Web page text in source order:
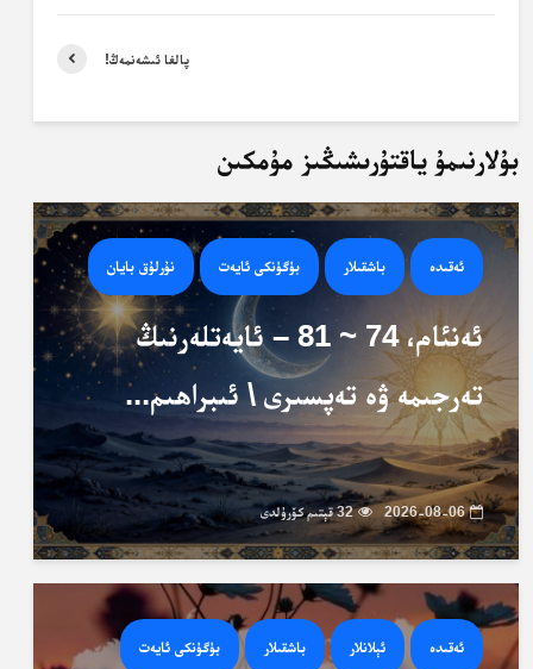
پالغا ئىشەنمەڭ!
بۇلارنىمۇ ياقتۇرىشىڭىز مۇمكىن
ئەقىدە باشقىلار بۈگۈنكى ئايەت نۇرلۇق بايان
ئەنئام، 74 ~ 81 – ئايەتلەرنىڭ
تەرجىمە ۋە تەپسىرى \ ئىبراھىم...
2026-08-06 32 قېتىم كۆرۈلدى
ئەقىدە ئېلانلار باشقىلار بۈگۈنكى ئايەت